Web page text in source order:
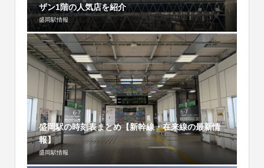
ザン1階の人気店を紹介
盛岡駅情報
盛岡駅の時刻表まとめ【新幹線・在来線の最新情
報】
盛岡駅情報